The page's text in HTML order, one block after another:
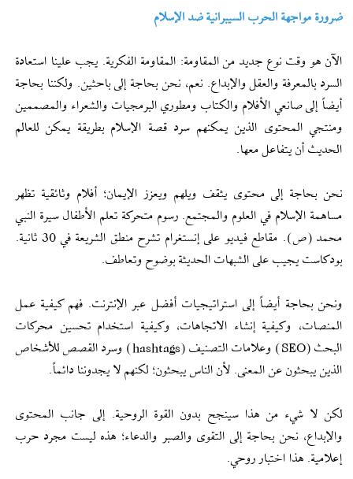
ضرورة مواجهة الحرب السيبرانية ضد الإسلام
الآن هو وقت نوع جديد من المقاومة: المقاومة الفكرية. يجب علينا استعادة
السرد بالمعرفة والعقل والإبداع. نعم، نحن بحاجة إلى باحثين. ولكننا بحاجة
أيضاً إلى صانعي الأفلام والكتاب ومطوري البرمجيات والشعراء والمصممين
ومنتجي المحتوى الذين يمكنهم سرد قصة الإسلام بطريقة يمكن للعالم
الحديث أن يتفاعل معها.
نحن بحاجة إلى محتوى يثقف ويلهم ويعزز الإيمان؛ أفلام وثائقية تظهر
مساهمة الإسلام في العلوم والمجتمع. رسوم متحركة تعلم الأطفال سيرة النبي
محمد (ص). مقاطع فيديو على إنستغرام تشرح منطق الشريعة في 30 ثانية.
بودكاست يجيب على الشبهات الحديثة بوضوح وتعاطف.
ونحن بحاجة أيضاً إلى استراتيجيات أفضل عبر الإنترنت. فهم كيفية عمل
المنصات، وكيفية إنشاء الاتجاهات، وكيفية استخدام تحسين محركات
البحث (SEO) وعلامات التصنيف (hashtags) وسرد القصص للأشخاص
الذين يبحثون عن المعنى. لأن الناس يبحثون؛ لكنهم لا يجدوننا دائماً.
لكن لا شيء من هذا سينجح بدون القوة الروحية. إلى جانب المحتوى
والإبداع، نحن بحاجة إلى التقوى والصبر والدعاء؛ هذه ليست مجرد حرب
إعلامية. هذا اختبار روحي.